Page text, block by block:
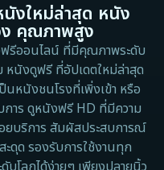
งใหม่ล่าสุด หนัง
ง คุณภาพสูง
รีออนไลน์ ที่มีคุณภาพระดับ
หนังดูฟรี ที่อัปเดตใหม่ล่าสุด
นหนังชนโรงที่เพิ่งเข้า หรือ
การ ดูหนังฟรี HD ที่มีความ
ยบริการ สัมผัสประสบการณ์
ดุด รองรับการใช้งานทุก